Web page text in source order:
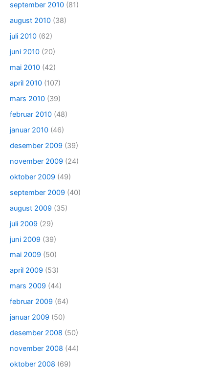
september 2010 (81)
august 2010 (38)
juli 2010 (62)
juni 2010 (20)
mai 2010 (42)
april 2010 (107)
mars 2010 (39)
februar 2010 (48)
januar 2010 (46)
desember 2009 (39)
november 2009 (24)
oktober 2009 (49)
september 2009 (40)
august 2009 (35)
juli 2009 (29)
juni 2009 (39)
mai 2009 (50)
april 2009 (53)
mars 2009 (44)
februar 2009 (64)
januar 2009 (50)
desember 2008 (50)
november 2008 (44)
oktober 2008 (69)